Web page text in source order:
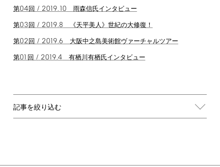
第04 回 / 2019.10 雨森信氏インタビュー
第03 回 / 2019.8 《天平美人》世紀の大修復！
第02 回 / 2019.6 大阪中之島美術館ヴァーチャルツアー
第01 回 / 2019.4 有栖川有栖氏インタビュー
記事を絞り込む